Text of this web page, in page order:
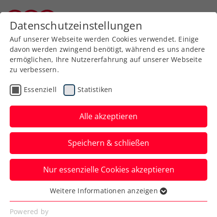
Zurück zur Newsübersicht
Davis Cup
„Das wäre unglaublich“:
Melzer träumt von Davis-
Cup-Coup gegen Finnland
Der Niederösterreicher skizziert auch eine
klare Marschroute, wie der Erfolg
gelingen soll.
Verfasst von: Manuel Wachta, 25.01.2025
Datenschutzeinstellungen
Auf unserer Webseite werden Cookies verwendet. Einige
davon werden zwingend benötigt, während es uns andere
ermöglichen, Ihre Nutzererfahrung auf unserer Webseite
zu verbessern.
Essenziell Statistiken
Alle akzeptieren
Speichern & schließen
Nur essenzielle Cookies akzeptieren
Essenziell
Essenzielle Cookies werden für grundlegende
Weitere Informationen anzeigen
Powered by